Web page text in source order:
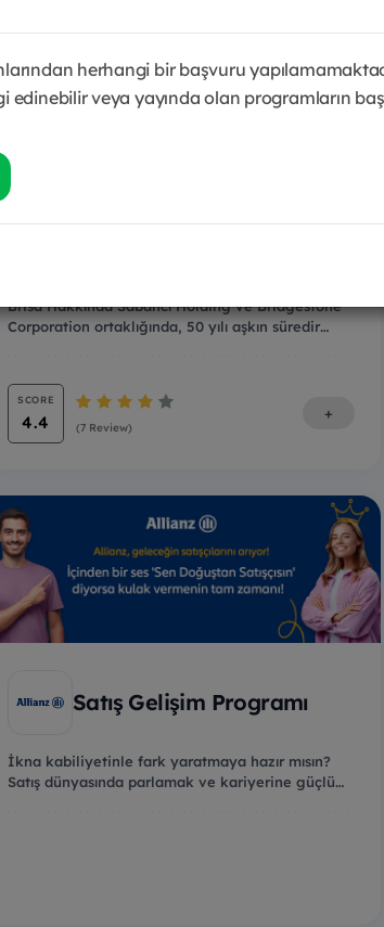
Brisa Hakkında Sabancı Holding ve Bridgestone
Corporation ortaklığında, 50 yılı aşkın süredir
SCORE
4.4 (7 Review)
+
Satış Gelişim Programı
İkna kabiliyetinle fark yaratmaya hazır mısın?
Satış dünyasında parlamak ve kariyerine güçlü
herhangi bir başvuru
edinebilir veya yayında olan programların